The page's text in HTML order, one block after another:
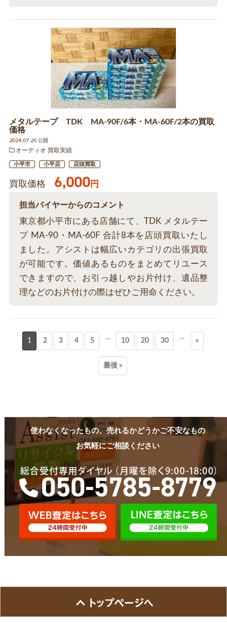
メタルテープ TDK MA-90F/6本・MA-60F/2本の買取
価格
2024.07.25 公開
オーディオ 買取実績
小平市 小平店 店頭買取
買取価格 6,000円
担当バイヤーからのコメント
東京都小平市にある店舗にて、TDK メタルテー
プ MA-90・MA-60F 合計8本を店頭買取いたし
ました。アシストは幅広いカテゴリの出張買取
が可能です。価値あるものをまとめてリユース
できますので、お引っ越しやお片付け、遺品整
理などのお片付けの際はぜひご用命ください。
1 2 3 4 5 ... 10 20 30 ... »
最後 »
使わなくなったもの、売れるかどうかご不安なもの
お気軽にご相談ください